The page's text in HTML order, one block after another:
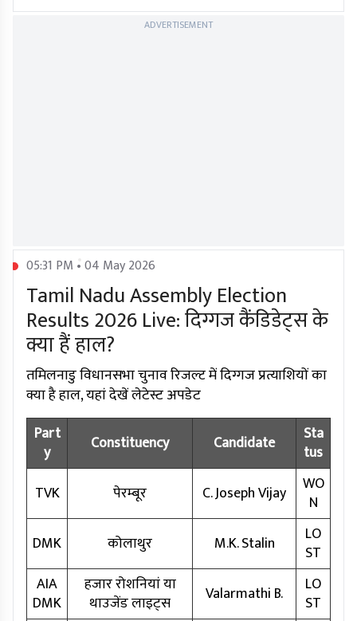
ADVERTISEMENT
05:31 PM • 04 May 2026
Tamil Nadu Assembly Election
Results 2026 Live: दिग्गज कैंडिडेट्स के
क्या हैं हाल?
तमिलनाडु विधानसभा चुनाव रिजल्ट में दिग्गज प्रत्याशियों का
क्या है हाल, यहां देखें लेटेस्ट अपडेट
Part
y
Constituency Candidate
Sta
tus
TVK
पेरम्बूर C. Joseph Vijay
WO
N
DMK
कोलाथुर M.K. Stalin
LO
ST
AIA
DMK
हजार रोशनियां या
थाउजेंड लाइट्स
Valarmathi B.
LO
ST